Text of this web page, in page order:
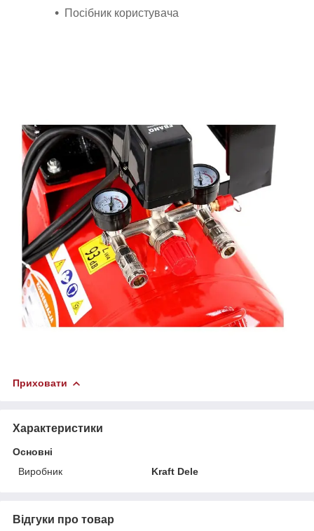
Посібник користувача
Приховати
Характеристики
Основні
Виробник
Kraft Dele
Відгуки про товар